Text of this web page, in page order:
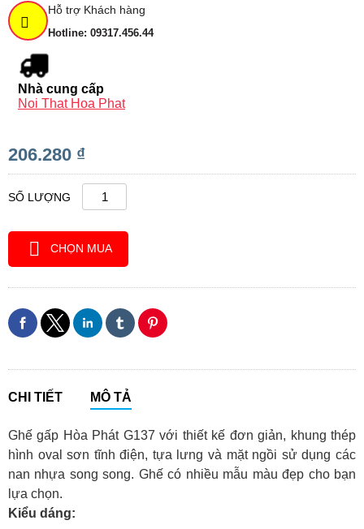
Hỗ trợ Khách hàng
Hotline: 09317.456.44
Nhà cung cấp
Noi That Hoa Phat
206.280 ₫
SỐ LƯỢNG
CHỌN MUA
CHI TIẾT MÔ TẢ
Ghế gấp Hòa Phát G137 với thiết kế đơn giản, khung thép
hình oval sơn tĩnh điện, tựa lưng và mặt ngồi sử dụng các
nan nhựa song song. Ghế có nhiều mẫu màu đẹp cho bạn
lựa chọn.
Kiểu dáng: